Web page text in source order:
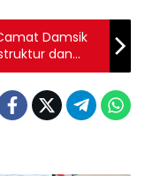
Damsik
dan